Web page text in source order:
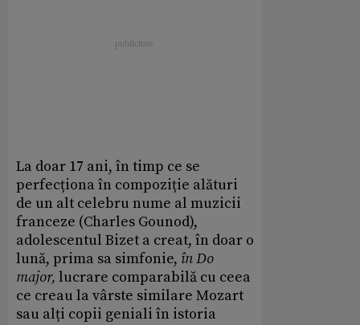
La doar 17 ani, în timp ce se
perfecționa în compoziție alături
de un alt celebru nume al muzicii
franceze (Charles Gounod),
adolescentul Bizet a creat, în doar o
lună, prima sa simfonie, în Do
major, lucrare comparabilă cu ceea
ce creau la vârste similare Mozart
sau alți copii geniali în istoria